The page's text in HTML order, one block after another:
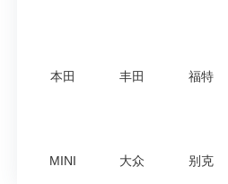
本田 丰田 福特
MINI 大众 别克